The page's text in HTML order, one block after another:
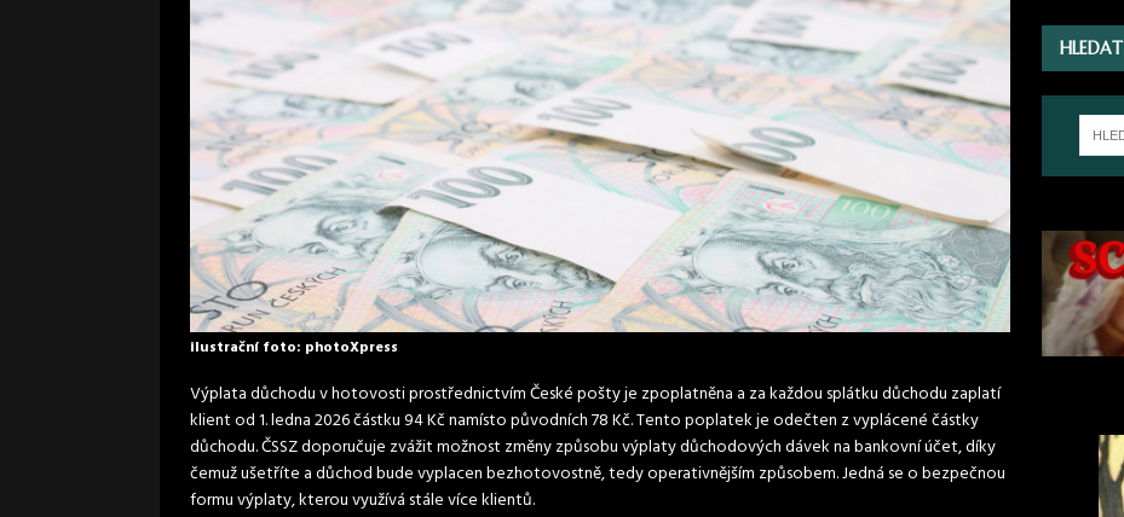
ilustrační foto: photoXpress
Výplata důchodu v hotovosti prostřednictvím České pošty je zpoplatněna a za každou splátku důchodu zaplatí
klient od 1. ledna 2026 částku 94 Kč namísto původních 78 Kč. Tento poplatek je odečten z vyplácené částky
důchodu. ČSSZ doporučuje zvážit možnost změny způsobu výplaty důchodových dávek na bankovní účet, díky
čemuž ušetříte a důchod bude vyplacen bezhotovostně, tedy operativnějším způsobem. Jedná se o bezpečnou
formu výplaty, kterou využívá stále více klientů.